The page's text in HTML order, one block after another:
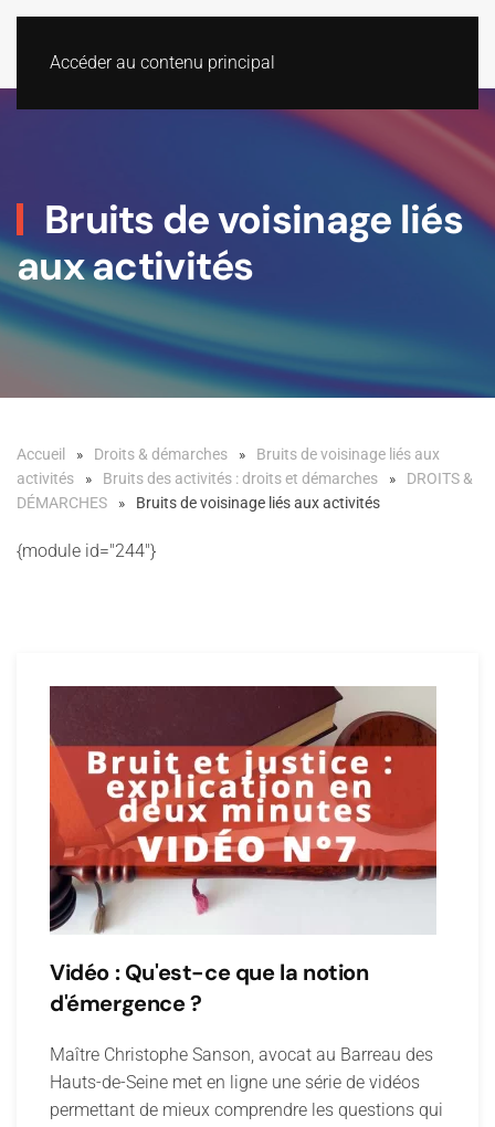
Accéder au contenu principal
Bruits de voisinage liés
aux activités
Accueil Droits & démarches
Bruits de voisinage liés aux
activités
Bruits des activités : droits et démarches
DROITS &
DÉMARCHES
Bruits de voisinage liés aux activités
{module id="244"}
Vidéo : Qu'est-ce que la notion
d'émergence ?
Maître Christophe Sanson, avocat au Barreau des
Hauts-de-Seine met en ligne une série de vidéos
permettant de mieux comprendre les questions qui